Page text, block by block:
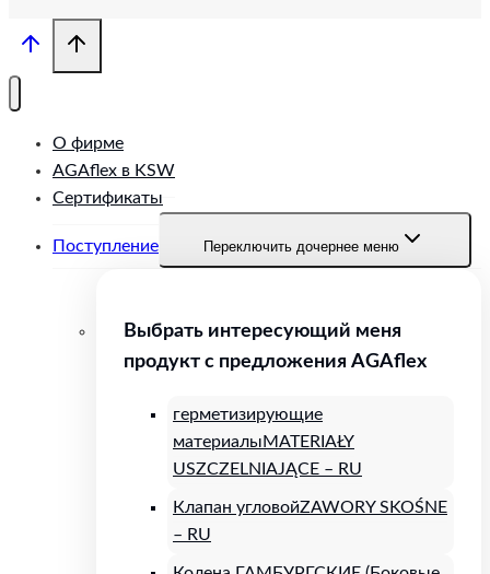
О фирме
AGAflex в KSW
Сертификаты
Поступление Переключить дочернее меню
Выбрать интересующий меня
продукт с предложения AGAflex
герметизирующие
материалыMATERIAŁY
USZCZELNIAJĄCE – RU
Клапан угловойZAWORY SKOŚNE
– RU